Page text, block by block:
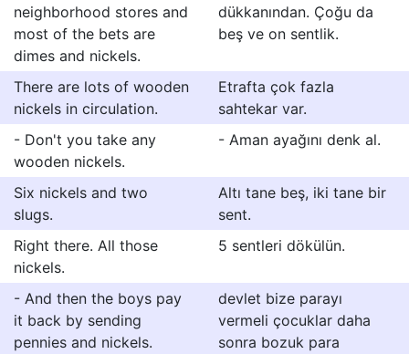
neighborhood stores and
most of the bets are
dimes and nickels.
dükkanından. Çoğu da
beş ve on sentlik.
There are lots of wooden
nickels in circulation.
Etrafta çok fazla
sahtekar var.
- Don't you take any
wooden nickels.
- Aman ayağını denk al.
Six nickels and two
slugs.
Altı tane beş, iki tane bir
sent.
Right there. All those
nickels.
5 sentleri dökülün.
- And then the boys pay
it back by sending
pennies and nickels.
devlet bize parayı
vermeli çocuklar daha
sonra bozuk para